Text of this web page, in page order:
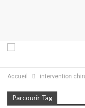
Accueil intervention
Parcourir Tag